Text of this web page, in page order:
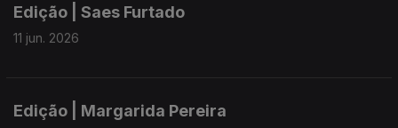
Edição | Saes Furtado
11 jun. 2026
Edição | Margarida Pereira